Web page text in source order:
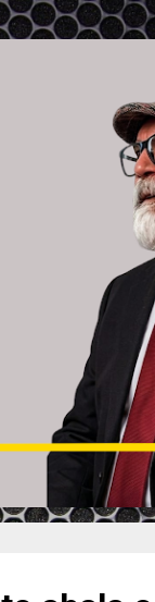
principal